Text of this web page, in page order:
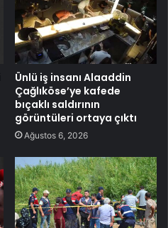
Ünlü iş insanı Alaaddin
Çağlıköse’ye kafede
bıçaklı saldırının
görüntüleri ortaya çıktı
Ağustos 6, 2026